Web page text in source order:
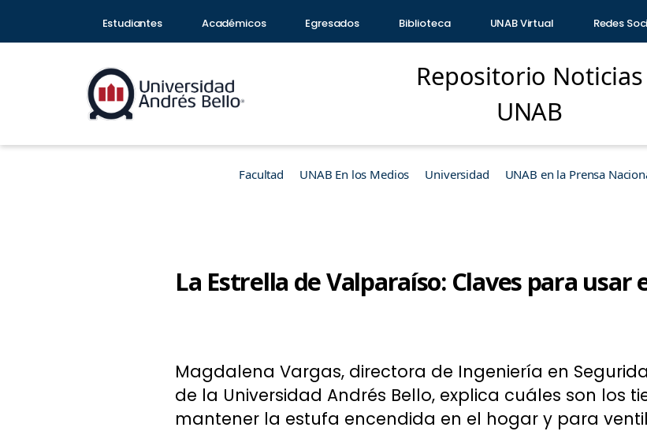
Estudiantes Académicos Egresados Biblioteca UNAB Virtual Redes
Repositorio Noticias
UNAB
Facultad UNAB En los Medios Universidad UNAB en la Prensa
La Estrella de Valparaíso: Claves para usar
Magdalena Vargas, directora de Ingeniería en
de la Universidad Andrés Bello, explica cuáles son los
mantener la estufa encendida en el hogar y para